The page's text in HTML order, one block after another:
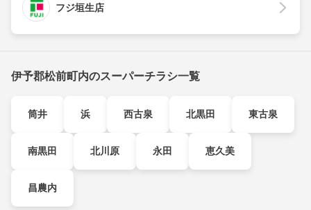
フジ垣生店
伊予郡松前町内のスーパーチラシ一覧
筒井 浜 西古泉 北黒田 東古泉
南黒田 北川原 永田 恵久美
昌農内